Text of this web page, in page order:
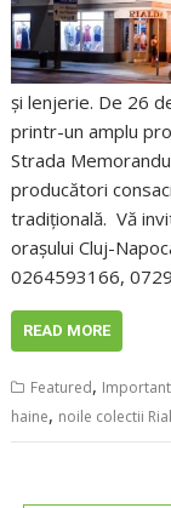
și lenjerie. De 26
printr-un amplu
Strada
producători
tradițională. Vă
orașului Cluj-
0264593166,
READ MORE
Featured, Important
haine, noile colectii